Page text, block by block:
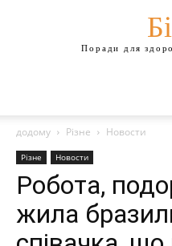
Поради для
додому Різне Новости
Різне Новости
Робота,
жила